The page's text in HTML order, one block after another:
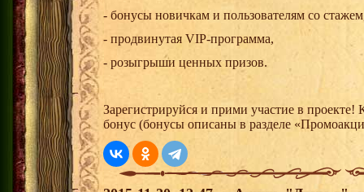
- бонусы новичкам и пользователям со
- продвинутая VIP-программа,
- розыгрыши ценных призов.
Зарегистрируйся и прими участие в
бонус (бонусы описаны в разделе